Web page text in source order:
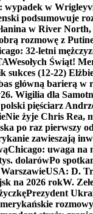
wypadek w
podsumowuje
w River North,
rozmowę z
32-letni
Wesołych Świąt!
sukces (12-22)
główną barierą w
26. Wigilia dla
pięściarz
Nie żyje Chris Rea,
po raz pierwszy
zawieszają
Chicago: uwaga na
dolarówPo
USA: D.
na 2026 rokW.
Prezydent